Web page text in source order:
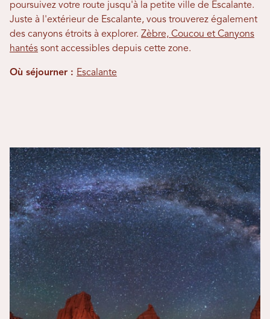
poursuivez votre route jusqu'à la petite ville de Escalante.
Juste à l'extérieur de Escalante, vous trouverez également
des canyons étroits à explorer. Zèbre, Coucou et Canyons
hantés sont accessibles depuis cette zone.
Où séjourner : Escalante